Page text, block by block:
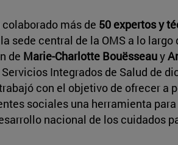
más de 50 expertos y
sede central de la OMS a lo largo
de Marie-Charlotte Bouësseauy
Integrados de Salud de
con el objetivo de ofrecer a
sociales una herramienta
nacional de los cuidados